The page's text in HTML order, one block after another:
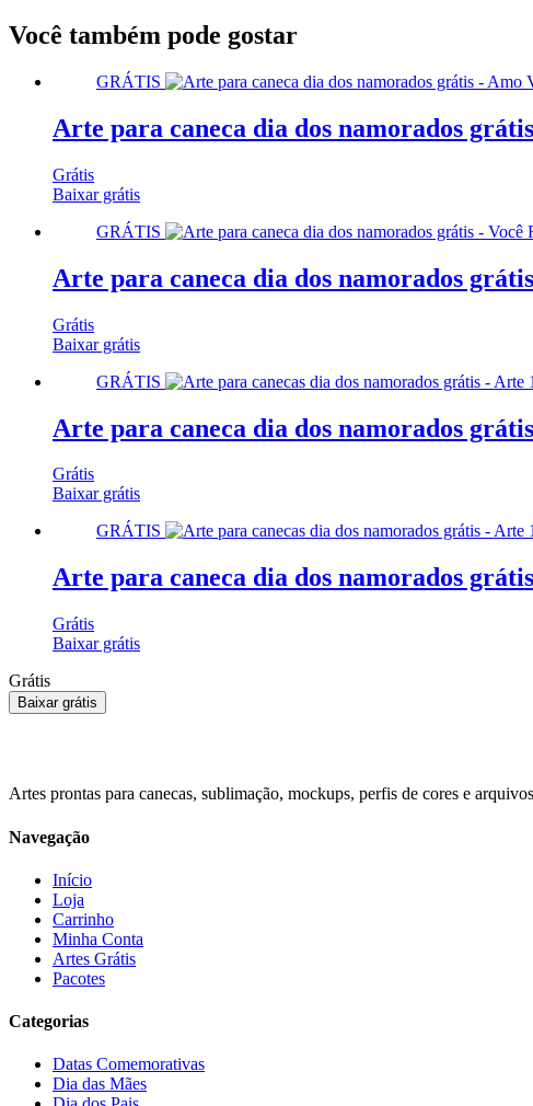
Você também pode gostar
GRÁTIS
Arte para caneca dia dos namorados
Grátis
Baixar grátis
GRÁTIS
Arte para caneca dia dos namorados
Grátis
Baixar grátis
GRÁTIS
Arte para caneca dia dos namorados
Grátis
Baixar grátis
GRÁTIS
Arte para caneca dia dos namorados
Grátis
Baixar grátis
Grátis
Baixar grátis
Artes prontas para canecas, sublimação, mockups, perfis de cores e
Navegação
Início
Loja
Carrinho
Minha Conta
Artes Grátis
Pacotes
Categorias
Datas Comemorativas
Dia das Mães